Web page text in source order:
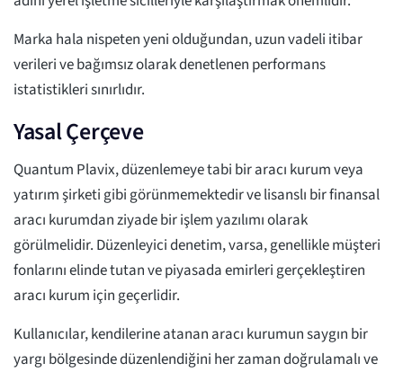
Marka hala nispeten yeni olduğundan, uzun vadeli itibar
verileri ve bağımsız olarak denetlenen performans
istatistikleri sınırlıdır.
Yasal Çerçeve
Quantum Plavix, düzenlemeye tabi bir aracı kurum veya
yatırım şirketi gibi görünmemektedir ve lisanslı bir finansal
aracı kurumdan ziyade bir işlem yazılımı olarak
görülmelidir. Düzenleyici denetim, varsa, genellikle müşteri
fonlarını elinde tutan ve piyasada emirleri gerçekleştiren
aracı kurum için geçerlidir.
Kullanıcılar, kendilerine atanan aracı kurumun saygın bir
yargı bölgesinde düzenlendiğini her zaman doğrulamalı ve